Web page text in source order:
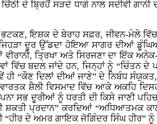
ਦੇ ਬ੍ਰਿਹੋਂ ਸੜਦੇ ਧਾਗੇ ਨਾਲ ਸਦੀਵੀ ਗਾਨੀ
ਇਸ਼ਕ ਦੇ ਬੇਰਾਹ ਸਫ਼ਰ, ਜੀਵਨ-ਮੇਲੇ
ਜਿਹੜਾ ਦੂਰ ਉੱਡਦਾ ਹੋਇਆ ਸਾਗਰ ਦੀਆਂ
ਤ੍ਰਿਖਾ ਅਤੇ ਸਿਰਜਣਾ ਦਾ ਇੱਕ
ਬਦਲ ਜਾਂਦੇ ਹਨ, ਜਿਨ੍ਹਾਂ ਨੂੰ “ਚਿੰਤਨ ਦੇ
“ਕੌਣ ਦਿਲਾਂ ਦੀਆਂ ਜਾਣੇ” ਦੇ ਨਿਬੰਧ ਸੰਯੁਕਤ,
ਸ਼ੈਲੀ ਵਿਸਮਾਦ ਵਿੱਚ ਆਕੇ ਅਕਹਿ
ਸਭ ਦੂਰੀਆਂ ਨੂੰ ਧਰਤੀ ਦੀ ਕਿਸੇ ਜਾਣੀ
ਸ਼ਕਤੀ ਪ੍ਰਦਾਨ” ਕਰਦਿਆਂ “ਅਧਿਆਤਮਕ
“ਹੀਰ ਦੇ ਅਮਰ ਗਾਇਕ ਜੋਗਿੰਦਰ ਸਿੰਘ ਹੀਰ”